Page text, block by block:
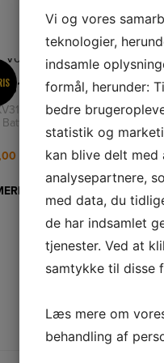
Batterisaks m/batteri
Batterisaks m/batteri Volpi
Batterisaks m/batteri er en
let og handy saks m
Vi og vores
teknologier,
indsamle
formål, herunder:
bedre
statistik og
kan blive delt med
analysepartnere,
med data, du
de har indsamlet
tjenester. Ved at
samtykke til disse
Læs mere om
behandling af